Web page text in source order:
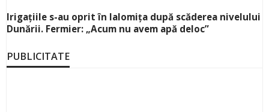
Irigațiile s-au oprit în Ialomița după scăderea nivelului
Dunării. Fermier: „Acum nu avem apă deloc”
PUBLICITATE